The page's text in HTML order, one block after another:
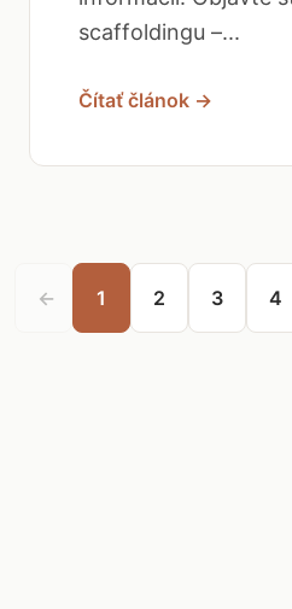
scaffoldingu –...
Čítať článok →
← 1 2 3 4